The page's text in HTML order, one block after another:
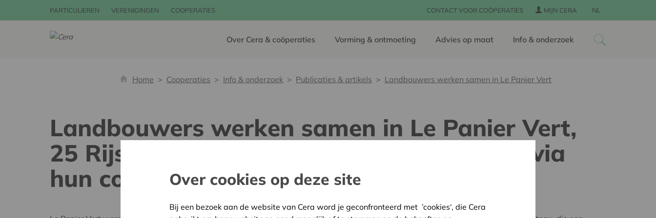
PARTICULIEREN VERENIGINGEN COOPERATIES CONTACT VOOR COÖPERATIES MIJN CERA NL
Over Cera & coöperaties Vorming & ontmoeting Advies op maat Info & onderzoek
Home Cooperaties Info & onderzoek Publicaties & artikels Landbouwers werken samen in Le Panier Vert
Landbouwers werken samen in Le Panier Vert,
25 Rijselse streekproducenten vermarkten via
hun coöperatieOver cookies op deze site
Bij een bezoek aan de website van Cera word je geconfronteerd met ’cookies‘, die Cera